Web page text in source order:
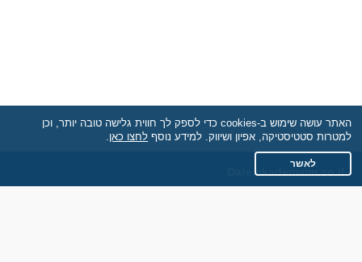
Date.akademaim.co.il
האתר עושה שימוש ב-cookies כדי לספק לך חווית גלישה טובה יותר, וכן
למטרות סטטיסטיקה, אפיון ושיווק. למידע נוסף לחצו כאן.
לאשר